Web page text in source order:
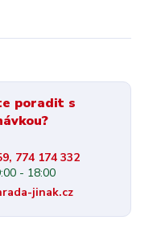
poradit s
774 174 332
- 18:00
jinak.cz